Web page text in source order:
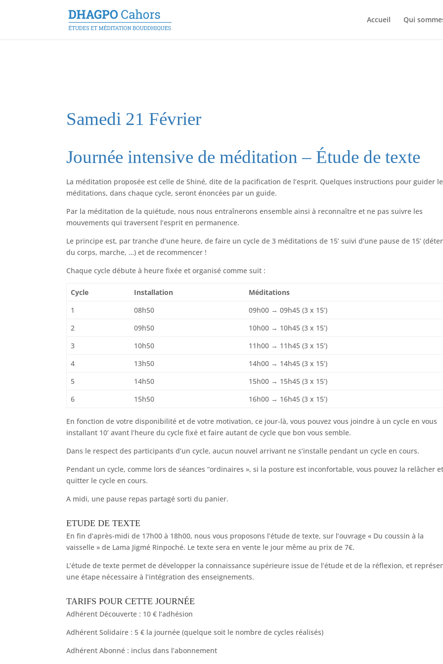
Accueil Qui
Samedi 21 Février
Journée intensive de méditation – Étude de texte
La méditation proposée est celle de Shiné, dite de la pacification de l’esprit. Quelques instructions pour guider
méditations, dans chaque cycle, seront énoncées par un guide.
Par la méditation de la quiétude, nous nous entraînerons ensemble ainsi à reconnaître et ne pas suivre les
mouvements qui traversent l’esprit en permanence.
Le principe est, par tranche d’une heure, de faire un cycle de 3 méditations de 15’ suivi d’une pause de 15’
du corps, marche, …) et de recommencer !
Chaque cycle débute à heure fixée et organisé comme suit :
Cycle Installation
Méditations
1
08h50
09h00 → 09h45 (3 x 15’)
2
09h50
10h00 → 10h45 (3 x 15’)
3
10h50
11h00 → 11h45 (3 x 15’)
4
13h50
14h00 → 14h45 (3 x 15’)
5
14h50
15h00 → 15h45 (3 x 15’)
6
15h50 16h00 → 16h45 (3 x 15’)
En fonction de votre disponibilité et de votre motivation, ce jour-là, vous pouvez vous joindre à un cycle en vous
installant 10’ avant l’heure du cycle fixé et faire autant de cycle que bon vous semble.
Dans le respect des participants d’un cycle, aucun nouvel arrivant ne s’installe pendant un cycle en cours.
Pendant un cycle, comme lors de séances “ordinaires », si la posture est inconfortable, vous pouvez la relâcher
quitter le cycle en cours.
A midi, une pause repas partagé sorti du panier.
ETUDE DE TEXTE
En fin d’après-midi de 17h00 à 18h00, nous vous proposons l’étude de texte, sur l’ouvrage « Du coussin à la
vaisselle » de Lama Jigmé Rinpoché. Le texte sera en vente le jour même au prix de 7€.
L’étude de texte permet de développer la connaissance supérieure issue de l’étude et de la réflexion, et
une étape nécessaire à l’intégration des enseignements.
TARIFS POUR CETTE JOURNÉE
Adhérent Découverte : 10 € l’adhésion
Adhérent Solidaire : 5 € la journée (quelque soit le nombre de cycles réalisés)
Adhérent Abonné : inclus dans l’abonnement